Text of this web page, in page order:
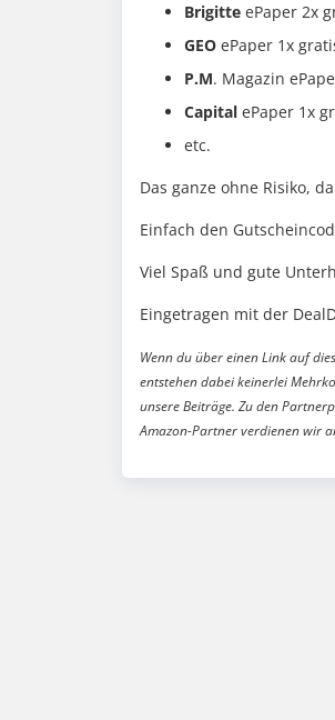
Brigitte ePaper 2x
GEO ePaper 1x
P.M. Magazin
Capital ePaper 1x
etc.
Das ganze ohne Risiko,
Einfach den
Viel Spaß und gute
Eingetragen mit der
Wenn du über einen Link auf
entstehen dabei keinerlei
unsere Beiträge. Zu den
Amazon-Partner verdienen wir